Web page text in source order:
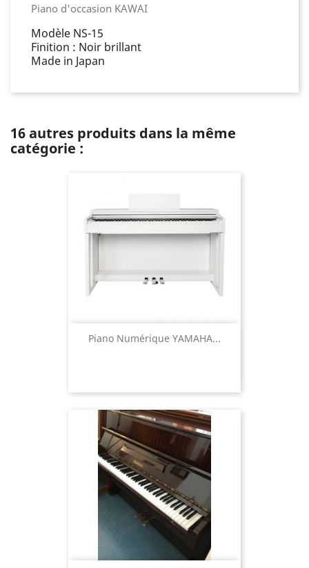
Piano d'occasion KAWAI
Modèle NS-15
Finition : Noir brillant
Made in Japan
16 autres produits dans la même
catégorie :
Piano Numérique YAMAHA...